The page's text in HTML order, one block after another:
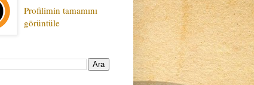
Profilimin tamamını
görüntüle